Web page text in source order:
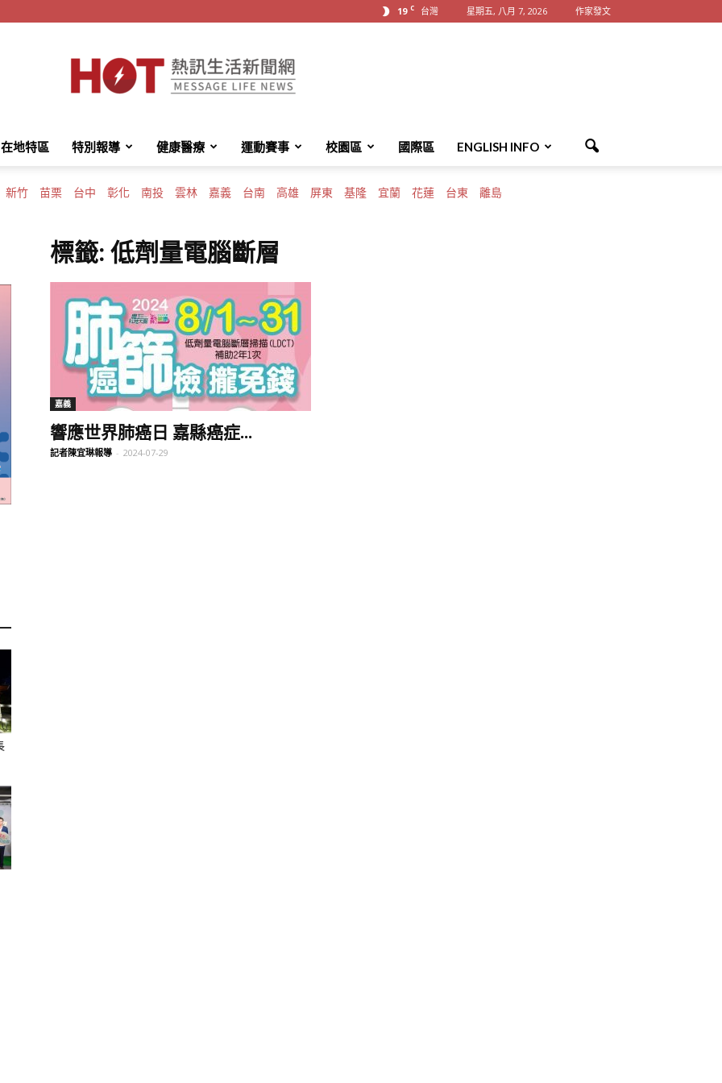
19 C 台灣 星期五, 八月 7, 2026 作家發文
HotMessage
熱
訊
在地特區 特別報導 健康醫療 運動賽事 校園區 國際區 ENGLISH INFO
新竹 苗栗 台中 彰化 南投 雲林 嘉義 台南 高雄 屏東 基隆 宜蘭 花蓮 台東 離島
標籤: 低劑量電腦斷層
嘉義
響應世界肺癌日 嘉縣癌症...
記者陳宜琳報導 - 2024-07-29